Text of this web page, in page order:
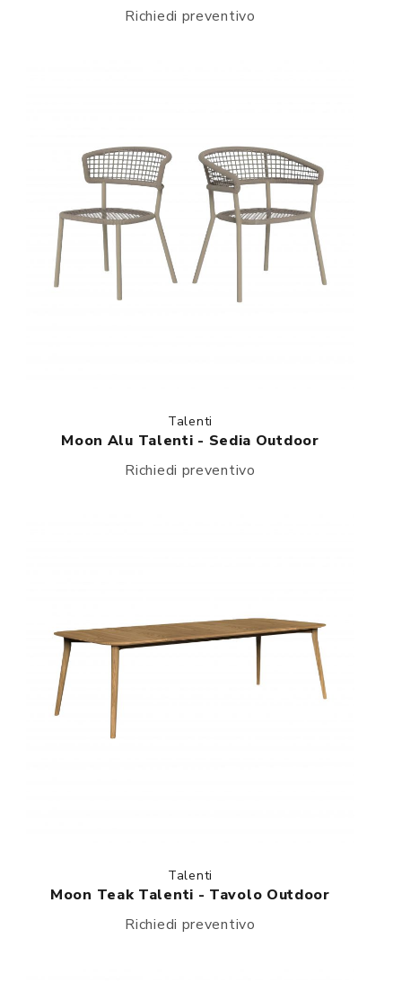
Richiedi preventivo
Talenti
Moon Alu Talenti - Sedia Outdoor
Richiedi preventivo
Talenti
Moon Teak Talenti - Tavolo Outdoor
Richiedi preventivo